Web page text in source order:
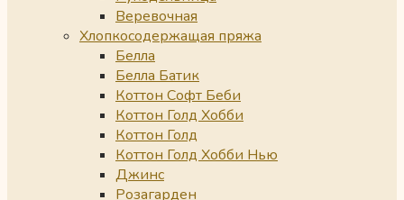
Веревочная
Хлопкосодержащая пряжа
Белла
Белла Батик
Коттон Софт Беби
Коттон Голд Хобби
Коттон Голд
Коттон Голд Хобби Нью
Джинс
Розагарден